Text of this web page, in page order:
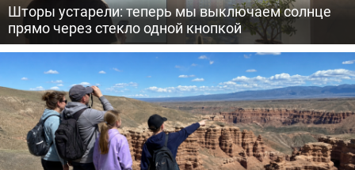
Шторы устарели: теперь мы выключаем солнце
прямо через стекло одной кнопкой